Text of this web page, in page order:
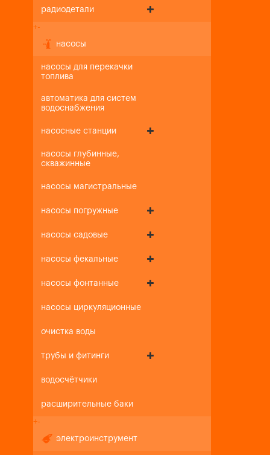
радиодетали
+-
насосы
насосы для перекачки
топлива
автоматика для систем
водоснабжения
насосные станции
насосы глубинные,
скважинные
насосы магистральные
насосы погружные
насосы садовые
насосы фекальные
насосы фонтанные
насосы циркуляционные
очистка воды
трубы и фитинги
водосчётчики
расширительные баки
+-
электроинструмент